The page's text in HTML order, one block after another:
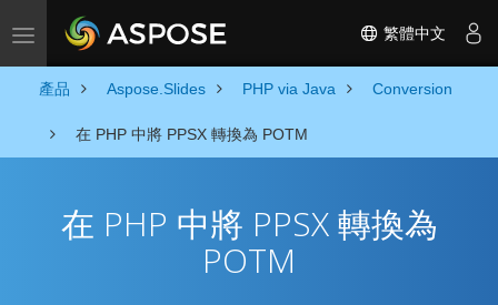
Toggle navigation 繁體中文
產品 Aspose.Slides PHP via Java Conversion
在 PHP 中將 PPSX 轉換為 POTM
在 PHP 中將 PPSX 轉換為
POTM